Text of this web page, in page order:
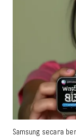
Samsung secara